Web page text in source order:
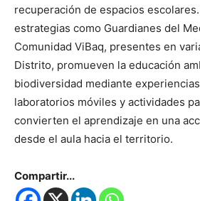
recuperación de espacios
estrategias como Guardianes del
Comunidad ViBaq, presentes en
Distrito, promueven la educación
biodiversidad mediante
laboratorios móviles y actividades
convierten el aprendizaje en una
desde el aula hacia el territorio.
Compartir...